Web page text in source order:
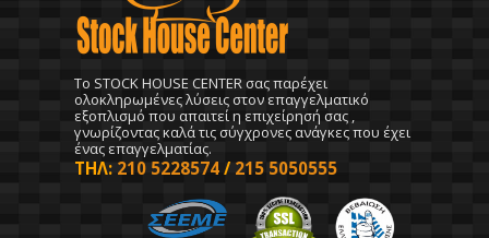
To STOCK HOUSE CENTER σας παρέχει
ολοκληρωμένες λύσεις στον επαγγελματικό
εξοπλισμό που απαιτεί η επιχείρησή σας ,
γνωρίζοντας καλά τις σύγχρονες ανάγκες που έχει
ένας επαγγελματίας.
ΤΗΛ: 210 5228574 / 215 5050555